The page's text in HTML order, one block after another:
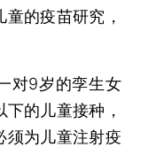
的疫苗研究，
9岁的孪生女
的儿童接种，
须为儿童注射疫